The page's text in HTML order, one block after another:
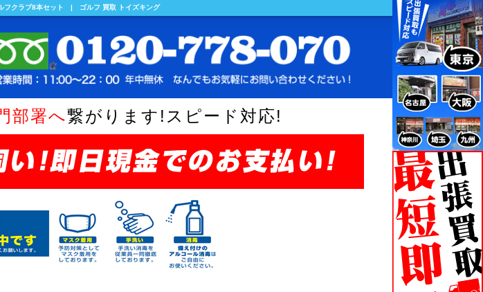
フクラブ8本セット | ゴルフ 買取 トイズキング
部署へ繋がります!スピード対応!